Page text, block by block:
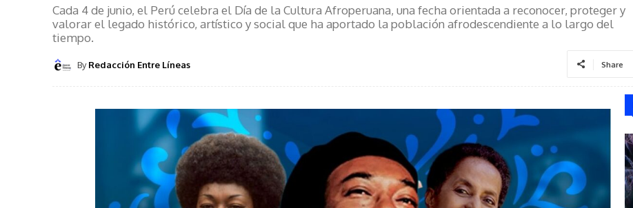
Cada 4 de junio, el Perú celebra el Día de la Cultura Afroperuana, una fecha orientada a reconocer, proteger y
valorar el legado histórico, artístico y social que ha aportado la población afrodescendiente a lo largo del
tiempo.
By Redacción Entre Líneas Share